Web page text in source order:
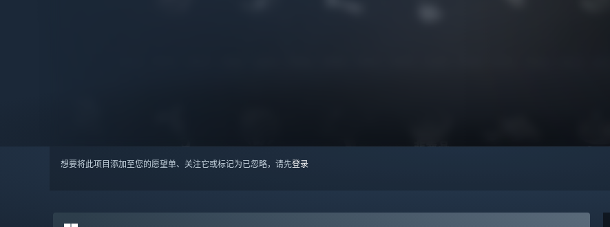
想要将此项目添加至您的愿望单、关注它或标记为已忽略，请先登录